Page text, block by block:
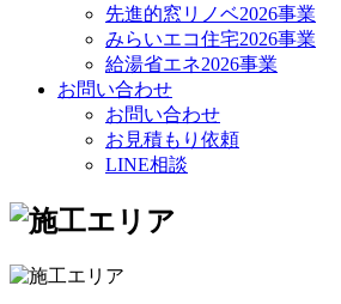
先進的窓リノベ2026事業
みらいエコ住宅2026事業
給湯省エネ2026事業
お問い合わせ
お問い合わせ
お見積もり依頼
LINE相談